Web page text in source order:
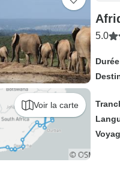
Voir la carte
5.0
Durée